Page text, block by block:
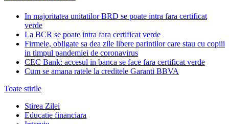
In majoritatea unitatilor BRD se poate intra fara certificat
verde
La BCR se poate intra fara certificat verde
Firmele, obligate sa dea zile libere parintilor care stau cu copiii
in timpul pandemiei de coronavirus
CEC Bank: accesul in banca se face fara certificat verde
Cum se amana ratele la creditele Garanti BBVA
Toate stirile
Stirea Zilei
Educatie financiara